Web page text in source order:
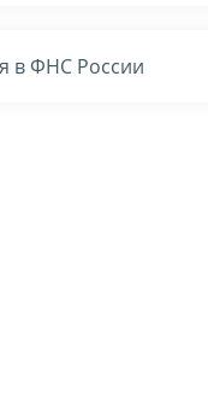
в ФНС России